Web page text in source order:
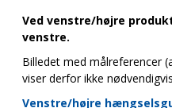
Ved venstre/højre
venstre.
Billedet med målreferencer
viser derfor ikke
Venstre/højre